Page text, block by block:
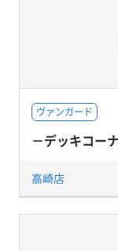
ヴァンガード
－デッキコー
高崎店